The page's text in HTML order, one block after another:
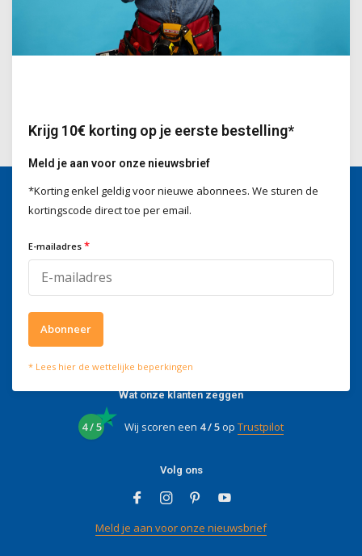
MODULE 50mm
Deliverytime
€39,55
mailen naarinfo@doitpro.com
Wat onze klanten zeggen
4 / 5 Wij scoren een 4 / 5op Trustpilot
Volg ons
Meld je aan voor onze nieuwsbrief
Krijg 10€ korting op je eerste bestelling*
Meld je aan voor onze nieuwsbrief
*Korting enkel geldig voor nieuwe abonnees. We sturen de
kortingscode direct toe per email.
E-mailadres *
Abonneer
* Lees hier de wettelijke beperkingen